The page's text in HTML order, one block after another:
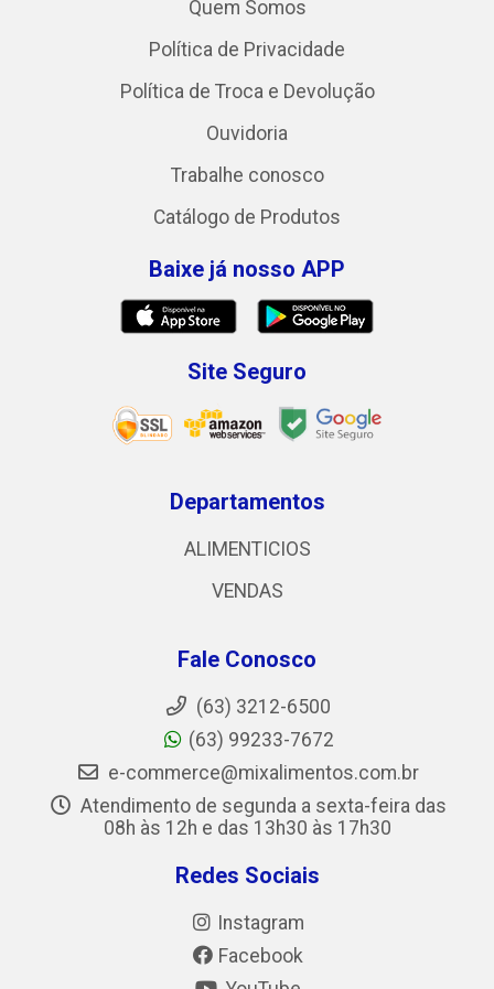
Quem Somos
Política de Privacidade
Política de Troca e Devolução
Ouvidoria
Trabalhe conosco
Catálogo de Produtos
Baixe já nosso APP
Site Seguro
Departamentos
ALIMENTICIOS
VENDAS
Fale Conosco
(63) 3212-6500
(63) 99233-7672
e-commerce@mixalimentos.com.br
Atendimento de segunda a sexta-feira das
08h às 12h e das 13h30 às 17h30
Redes Sociais
Instagram
Facebook